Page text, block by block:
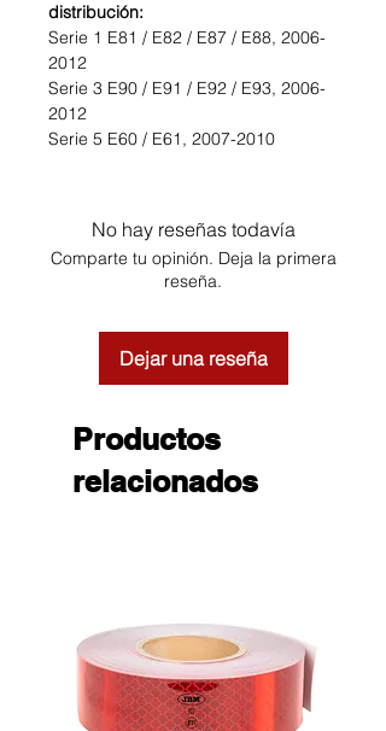
distribución:
Serie 1 E81 / E82 / E87 / E88, 2006-
2012
Serie 3 E90 / E91 / E92 / E93, 2006-
2012
Serie 5 E60 / E61, 2007-2010
No hay reseñas todavía
Comparte tu opinión. Deja la primera
reseña.
Dejar una reseña
Productos
relacionados